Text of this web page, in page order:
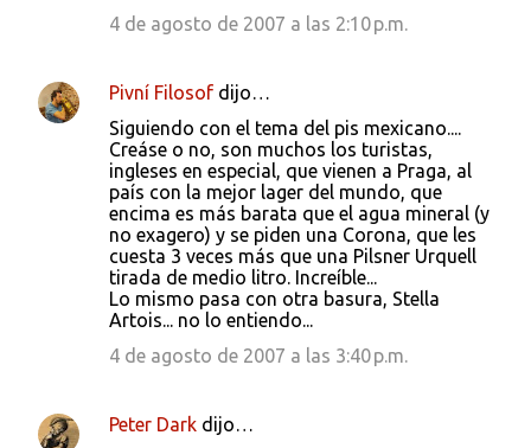
4 de agosto de 2007 a las 2:10 p.m.
Pivní Filosof dijo…
Siguiendo con el tema del pis mexicano....
Creáse o no, son muchos los turistas,
ingleses en especial, que vienen a Praga, al
país con la mejor lager del mundo, que
encima es más barata que el agua mineral (y
no exagero) y se piden una Corona, que les
cuesta 3 veces más que una Pilsner Urquell
tirada de medio litro. Increíble...
Lo mismo pasa con otra basura, Stella
Artois... no lo entiendo...
4 de agosto de 2007 a las 3:40 p.m.
Peter Dark dijo…